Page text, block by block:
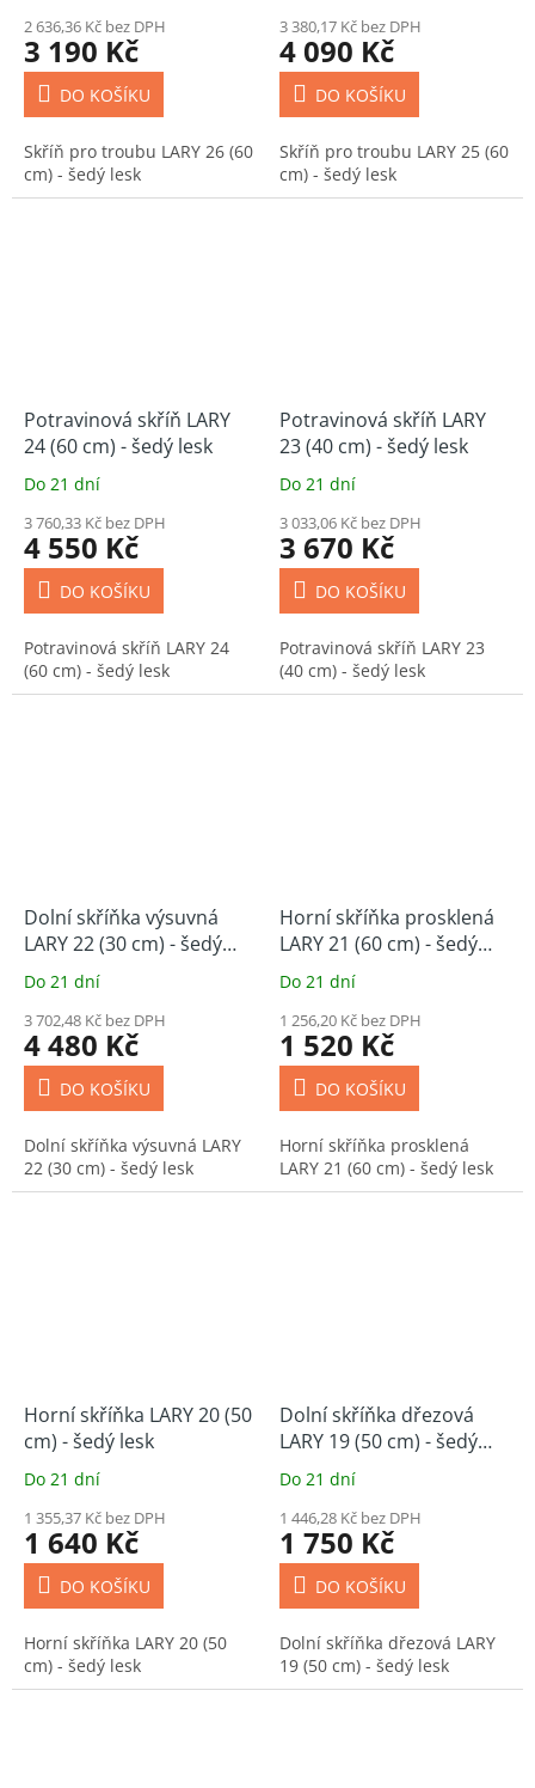
2 636,36 Kč bez DPH
3 190 Kč
DO KOŠÍKU
Skříň pro troubu LARY 26 (60
cm) - šedý lesk
3 380,17 Kč bez DPH
4 090 Kč
DO KOŠÍKU
Skříň pro troubu LARY 25 (60
cm) - šedý lesk
Potravinová skříň LARY
24 (60 cm) - šedý lesk
Do 21 dní
3 760,33 Kč bez DPH
4 550 Kč
DO KOŠÍKU
Potravinová skříň LARY 24
(60 cm) - šedý lesk
Potravinová skříň LARY
23 (40 cm) - šedý lesk
Do 21 dní
3 033,06 Kč bez DPH
3 670 Kč
DO KOŠÍKU
Potravinová skříň LARY 23
(40 cm) - šedý lesk
Dolní skříňka výsuvná
LARY 22 (30 cm) - šedý
lesk
Do 21 dní
3 702,48 Kč bez DPH
4 480 Kč
DO KOŠÍKU
Dolní skříňka výsuvná LARY
22 (30 cm) - šedý lesk
Horní skříňka prosklená
LARY 21 (60 cm) - šedý
lesk
Do 21 dní
1 256,20 Kč bez DPH
1 520 Kč
DO KOŠÍKU
Horní skříňka prosklená
LARY 21 (60 cm) - šedý lesk
Horní skříňka LARY 20 (50
cm) - šedý lesk
Do 21 dní
1 355,37 Kč bez DPH
1 640 Kč
DO KOŠÍKU
Horní skříňka LARY 20 (50
cm) - šedý lesk
Dolní skříňka dřezová
LARY 19 (50 cm) - šedý
lesk
Do 21 dní
1 446,28 Kč bez DPH
1 750 Kč
DO KOŠÍKU
Dolní skříňka dřezová LARY
19 (50 cm) - šedý lesk